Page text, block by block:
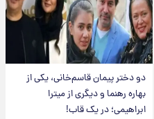
دو دختر پیمان قاسم‌خانی، یکی از
بهاره رهنما و دیگری از میترا
ابراهیمی؛ در یک قاب!